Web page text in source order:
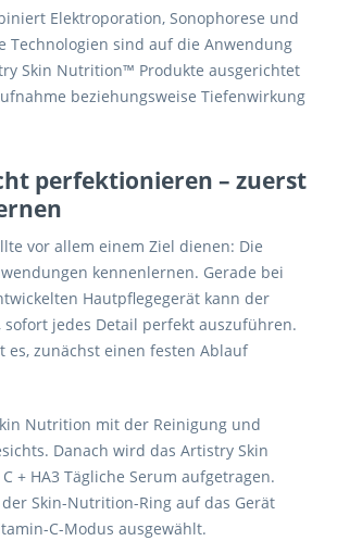
Elektroporation, Sonophorese und
Technologien sind auf die Anwendung
Skin Nutrition™ Produkte ausgerichtet
beziehungsweise Tiefenwirkung
perfektionieren – zuerst
vor allem einem Ziel dienen: Die
kennenlernen. Gerade bei
Hautpflegegerät kann der
sofort jedes Detail perfekt auszuführen.
es, zunächst einen festen Ablauf
Nutrition mit der Reinigung und
Danach wird das Artistry Skin
+ HA3 Tägliche Serum aufgetragen.
Skin-Nutrition-Ring auf das Gerät
C-Modus ausgewählt.